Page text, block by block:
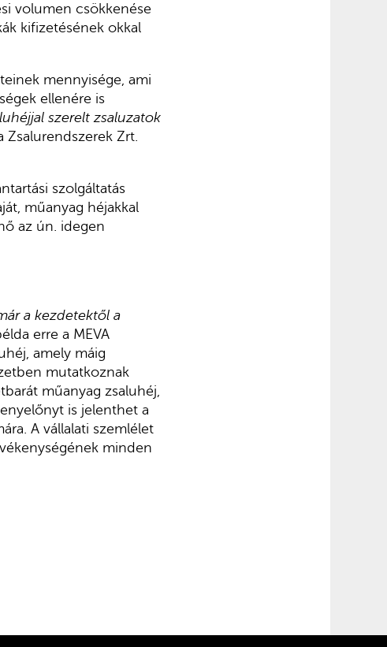
volumen csökkenése
kifizetésének okkal
mennyisége, ami
ellenére is
szerelt zsaluzatok
Zrt.
szolgáltatás
műanyag héjakkal
az ún. idegen
a kezdetektől a
erre a MEVA
amely máig
mutatkoznak
műanyag zsaluhéj,
is jelenthet a
A vállalati szemlélet
minden